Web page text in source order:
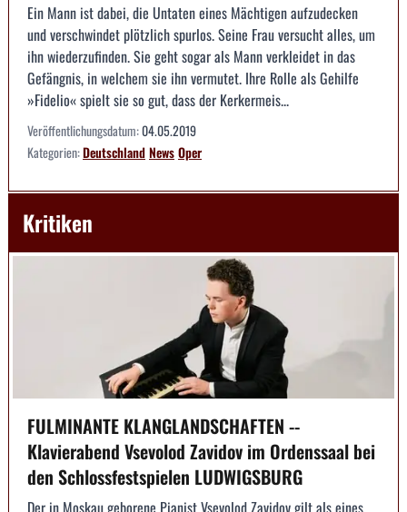
Ein Mann ist dabei, die Untaten eines Mächtigen aufzudecken
und verschwindet plötzlich spurlos. Seine Frau versucht alles, um
ihn wiederzufinden. Sie geht sogar als Mann verkleidet in das
Gefängnis, in welchem sie ihn vermutet. Ihre Rolle als Gehilfe
»Fidelio« spielt sie so gut, dass der Kerkermeis...
Veröffentlichungsdatum:04.05.2019
Kategorien:DeutschlandNewsOper
Kritiken
FULMINANTE KLANGLANDSCHAFTEN --
Klavierabend Vsevolod Zavidov im Ordenssaal bei
den Schlossfestspielen LUDWIGSBURG
Der in Moskau geborene Pianist Vsevolod Zavidov gilt als eines